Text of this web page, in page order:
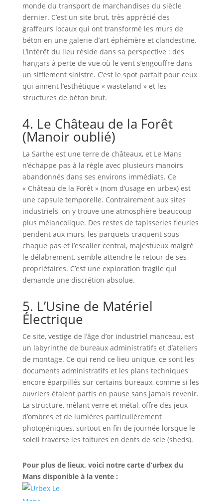
monde du transport de marchandises du siècle
dernier. C’est un site brut, très apprécié des
graffeurs locaux qui ont transformé les murs de
béton en une galerie d’art éphémère et clandestine.
L’intérêt du lieu réside dans sa perspective : des
hangars à perte de vue où le vent s’engouffre dans
un sifflement sinistre. C’est le spot parfait pour ceux
qui aiment l’esthétique « wasteland » et les
structures de béton brut.
4. Le Château de la Forêt
(Manoir oublié)
La Sarthe est une terre de châteaux, et Le Mans
n’échappe pas à la règle avec plusieurs manoirs
abandonnés dans ses environs immédiats. Ce
« Château de la Forêt » (nom d’usage en urbex) est
une capsule temporelle. Contrairement aux sites
industriels, on y trouve une atmosphère beaucoup
plus mélancolique. Des restes de tapisseries fleuries
pendent aux murs, les parquets craquent sous
chaque pas et l’escalier central, majestueux malgré
le délabrement, semble attendre le retour de ses
propriétaires. C’est une exploration fragile qui
demande une discrétion absolue.
5. L’Usine de Matériel
Électrique
Ce site, vestige de l’âge d’or industriel manceau, est
un labyrinthe de bureaux administratifs et d’ateliers
de montage. Ce qui rend ce lieu unique, ce sont les
documents administratifs et les plans techniques
encore éparpillés sur certains bureaux, comme si les
ouvriers étaient partis en pause sans jamais revenir.
La structure, mêlant verre et métal, offre des jeux
d’ombres et de lumières particulièrement
photogéniques, surtout en fin de journée lorsque le
soleil traverse les toitures en dents de scie (sheds).
Pour plus de lieux, voici notre carte d’urbex du
Mans disponible à la vente :